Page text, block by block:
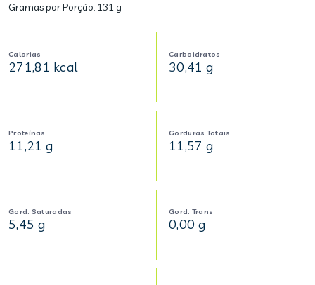
Gramas por Porção: 131 g
Calorias
271,81 kcal
Carboidratos
30,41 g
Proteínas
11,21 g
Gorduras Totais
11,57 g
Gord. Saturadas
5,45 g
Gord. Trans
0,00 g